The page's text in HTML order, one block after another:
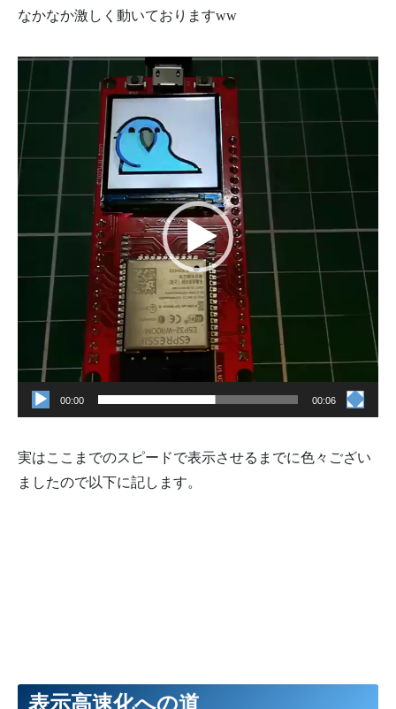
70
73
74
75
76
77
78
83
86
93
98
99
100
103
105
120
121
panel
spi_mode ;
// 画素読出し時のダミービット数を設定します。
// 画素読出しでビットずれが起きる場合に調整してください。
panel
len_dummy_read_pixel
// データの読取りが可能なパネルの場合はtrueを、不可の場合は
// 省略時はtrueになります。
panel
.spi_read true
// データの読取りMOSIピンで行うパネルの場合はtrueを設定しま
// 省略時はfalseになります。
. spi_3wire = false;
// LCDのCSを接続したピン番号を設定します。
// 使わない場合は省略するか-1を設定します。
.spi_cs = 15;
// LCDのDCを接続したピン番号を設定します。
. spi_dc 22;
// LCDのRSTを接続したピン番号を設定します。
// 使わない場合は省略するか-1を設定します。
panel. gpio_rst = 21;
// LCDのバックライトを接続したピン番号を設定します。
panel
.gpio_bl = 5;
panel.pwm_ch_bl = -1;
// バックライト点灯時の出力レベルがローかハイかを設定します。
panel.memory_width = 240;
panel.memory_height =
なかなか激しく動いておりますww
画
プ
レ
ー
ヤ
00:00 00:06
実はここまでのスピードで表示させるまでに色々ござい
ましたので以下に記します。
表示高速化への道